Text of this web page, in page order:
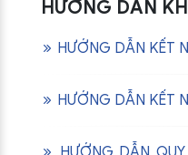
HƯỚNG DẪN
HƯỚNG DẪN KẾT
HƯỚNG DẪN KẾT